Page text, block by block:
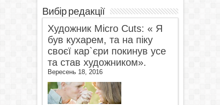
Вибір редакції
Художник Micro Cuts: « Я
був кухарем, та на піку
своєї кар`єри покинув усе
та став художником».
Вересень 18, 2016